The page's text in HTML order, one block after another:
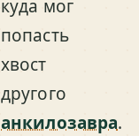
куда мог
попасть
хвост
другого
анкилозавра.